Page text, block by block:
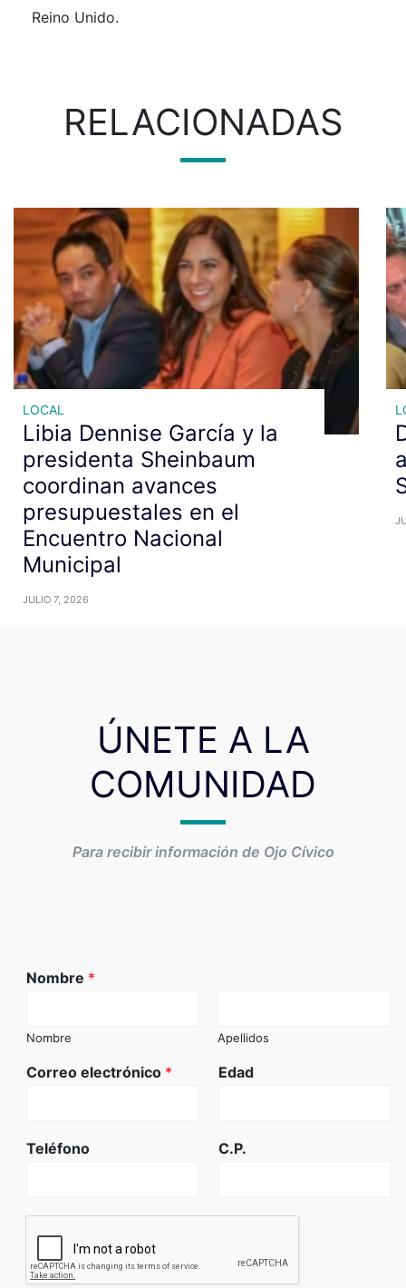
Reino Unido.
RELACIONADAS
LOCAL
Libia Dennise García y la
presidenta Sheinbaum
coordinan avances
presupuestales en el
Encuentro Nacional
Municipal
JULIO 7, 2026
ÚNETE A LA
COMUNIDAD
Para recibir información de Ojo Cívico
Nombre *
Nombre Apellidos
Correo electrónico * Edad
Teléfono C.P.